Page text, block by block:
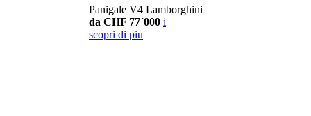
Panigale V4 Lamborghini
da CHF 77´000 i
scopri di piu